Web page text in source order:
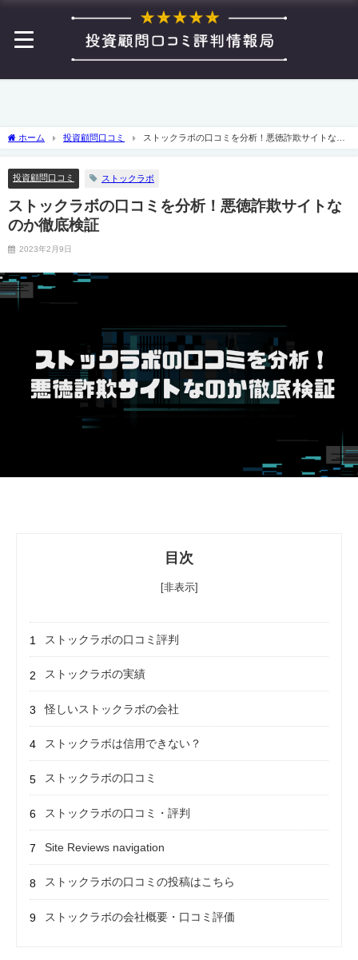
ホーム 投資顧問口コミ
ストックラボの口コミを分析！悪徳詐欺サイトなの
投資顧問口コミ ストックラボ
ストックラボの口コミを分析！悪徳詐欺サイトな
のか徹底検証
2023年2月9日
目次
[非表示]
ストックラボの口コミ評判
ストックラボの実績
怪しいストックラボの会社
ストックラボは信用できない？
ストックラボの口コミ
ストックラボの口コミ・評判
Site Reviews navigation
ストックラボの口コミの投稿はこちら
ストックラボの会社概要・口コミ評価